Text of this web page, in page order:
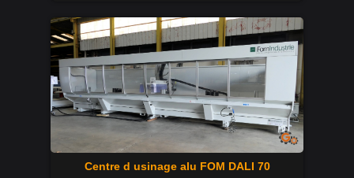
Centre d usinage alu FOM DALI 70